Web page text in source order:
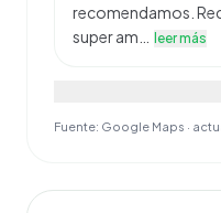
recomendamos.
super am…
leer más
Fuente: Google Maps ·